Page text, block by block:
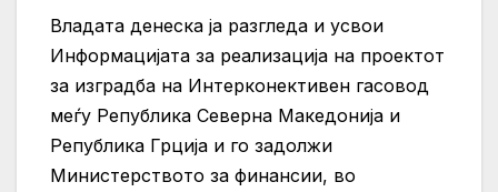
Владата денеска ја разгледа и усвои
Информацијата за реализација на проектот
за изградба на Интерконективен гасовод
меѓу Република Северна Македонија и
Република Грција и го задолжи
Министерството за финансии, во